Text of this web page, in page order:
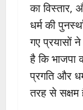
का विस्तार,
धर्म की
गए प्रयासों
है कि भाजपा
प्रगति और
तरह से सक्षम